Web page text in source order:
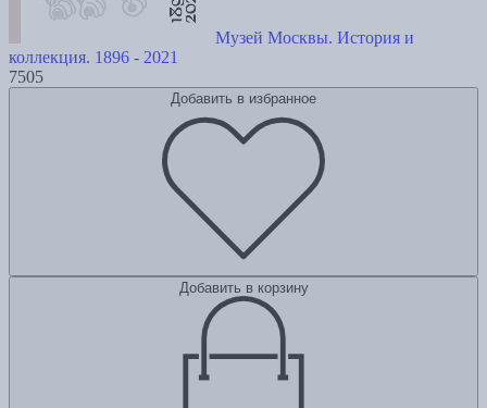
Музей Москвы. История и
коллекция. 1896 - 2021
7505
Добавить в избранное
Добавить в корзину